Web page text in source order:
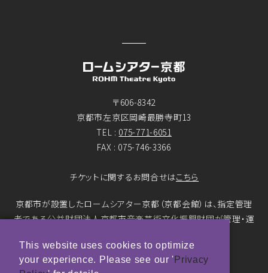
〒606-8342
京都市左京区岡崎最勝寺町13
TEL : 075-771-6051
FAX : 075-746-3366
チケットに関するお問合せはこちら
京都市が設置したロームシアター京都（京都会館）は、指定管理
者である公益財団法人京都市音楽芸術文化振興財団が管理・運
© ROHM Theatre Kyoto. All rights reserved.
This website uses cookies to optimize
your experience. Please see our ' Privacy